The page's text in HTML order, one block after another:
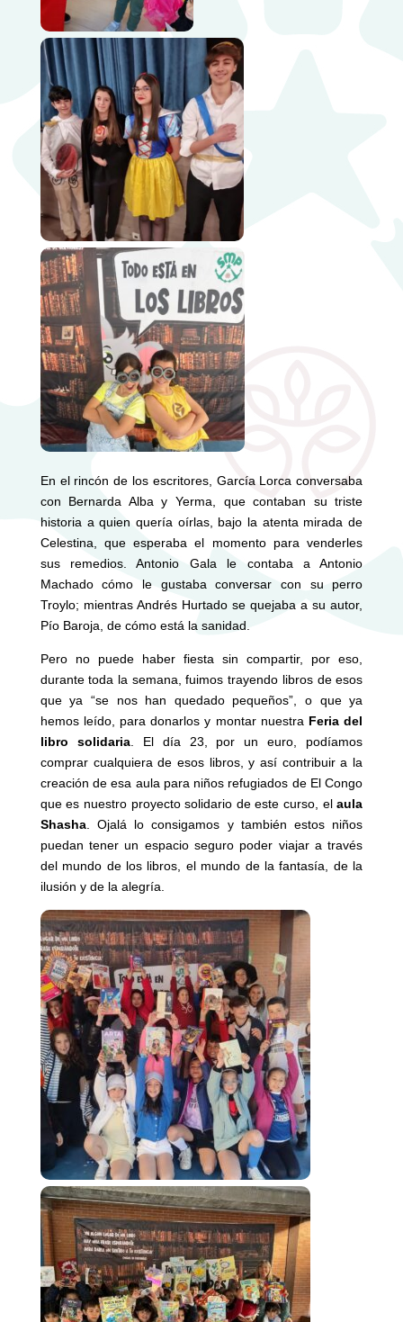
En el rincón de los escritores, García Lorca conversaba
con Bernarda Alba y Yerma, que contaban su triste
historia a quien quería oírlas, bajo la atenta mirada de
Celestina, que esperaba el momento para venderles
sus remedios. Antonio Gala le contaba a Antonio
Machado cómo le gustaba conversar con su perro
Troylo; mientras Andrés Hurtado se quejaba a su autor,
Pío Baroja, de cómo está la sanidad.
Pero no puede haber fiesta sin compartir, por eso,
durante toda la semana, fuimos trayendo libros de esos
que ya “se nos han quedado pequeños”, o que ya
hemos leído, para donarlos y montar nuestra Feria del
libro solidaria. El día 23, por un euro, podíamos
comprar cualquiera de esos libros, y así contribuir a la
creación de esa aula para niños refugiados de El Congo
que es nuestro proyecto solidario de este curso, elaula
Shasha. Ojalá lo consigamos y también estos niños
puedan tener un espacio seguro poder viajar a través
del mundo de los libros, el mundo de la fantasía, de la
ilusión y de la alegría.